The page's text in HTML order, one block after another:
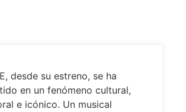
desde su estreno, se ha
en un fenómeno cultural,
e icónico. Un musical